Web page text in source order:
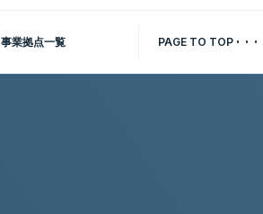
事業拠点一覧 PAGE TO TOP